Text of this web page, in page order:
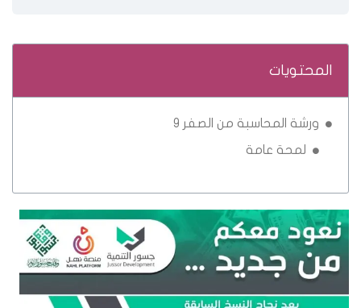
المحتويات
ورشة المحاسبة من الصفر ٩
لمحة عامة